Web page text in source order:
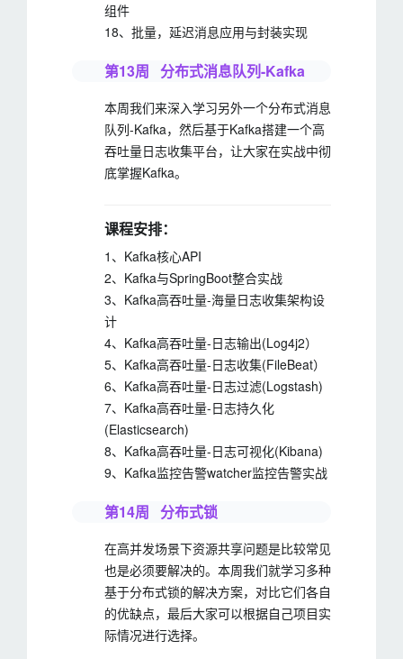
组件
18、批量，延迟消息应用与封装实现
第13周 分布式消息队列-Kafka
本周我们来深入学习另外一个分布式消息
队列-Kafka，然后基于Kafka搭建一个高
吞吐量日志收集平台，让大家在实战中彻
底掌握Kafka。
课程安排：
1、Kafka核心API
2、Kafka与SpringBoot整合实战
3、Kafka高吞吐量-海量日志收集架构设
计
4、Kafka高吞吐量-日志输出(Log4j2）
5、Kafka高吞吐量-日志收集(FileBeat）
6、Kafka高吞吐量-日志过滤(Logstash)
7、Kafka高吞吐量-日志持久化
(Elasticsearch)
8、Kafka高吞吐量-日志可视化(Kibana)
9、Kafka监控告警watcher监控告警实战
第14周 分布式锁
在高并发场景下资源共享问题是比较常见
也是必须要解决的。本周我们就学习多种
基于分布式锁的解决方案，对比它们各自
的优缺点，最后大家可以根据自己项目实
际情况进行选择。